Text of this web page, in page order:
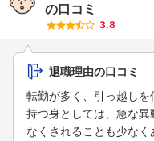
の口コミ
3.8
退職理由の口コミ
転勤が多く、引っ越し
持つ身としては、急な
なくされることも少な